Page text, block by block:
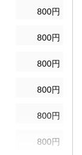
800円
800円
800円
800円
800円
800円